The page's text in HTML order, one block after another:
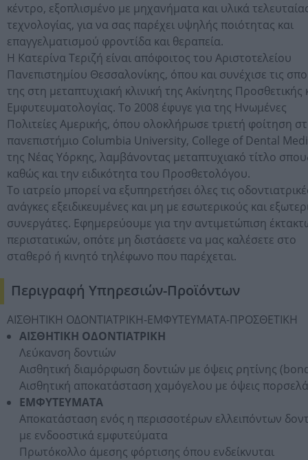
κέντρο, εξοπλισμένο με μηχανήματα και υλικά
τεχνολογίας, για να σας παρέχει υψηλής ποιότητας και
επαγγελματισμού φροντίδα και θεραπεία.
Η Κατερίνα Τεριζή είναι απόφοιτος του Αριστοτελείου
Πανεπιστημίου Θεσσαλονίκης, όπου και συνέχισε τις
της στη μεταπτυχιακή κλινική της Ακίνητης Προσθετικής
Εμφυτευματολογίας. Το 2008 έφυγε για της Ηνωμένες
Πολιτείες Αμερικής, όπου ολοκλήρωσε τριετή φοίτηση
πανεπιστήμιο Columbia University, College of Dental
της Νέας Υόρκης, λαμβάνοντας μεταπτυχιακό τίτλο
καθώς και την ειδικότητα του Προσθετολόγου.
Το ιατρείο μπορεί να εξυπηρετήσει όλες τις
ανάγκες εξειδικευμένες και μη με εσωτερικούς και
συνεργάτες. Εφημερεύουμε για την αντιμετώπιση
περιστατικών, οπότε μη διστάσετε να μας καλέσετε στο
σταθερό ή κινητό τηλέφωνο που παρέχεται.
Περιγραφή Υπηρεσιών-Προϊόντων
ΑΙΣΘΗΤΙΚΗ ΟΔΟΝΤΙΑΤΡΙΚΗ-ΕΜΦΥΤΕΥΜΑΤΑ-ΠΡΟΣΘΕΤΙΚΗ
ΑΙΣΘΗΤΙΚΗ ΟΔΟΝΤΙΑΤΡΙΚΗ
Λεύκανση δοντιών
Αισθητική διαμόρφωση δοντιών με όψεις ρητίνης
Αισθητική αποκατάσταση χαμόγελου με όψεις
ΕΜΦΥΤΕΥΜΑΤΑ
Αποκατάσταση ενός η περισσοτέρων ελλειπόντων
με ενδοοστικά εμφυτεύματα
Πρωτόκολλο άμεσης φόρτισης όπου ενδείκνυται